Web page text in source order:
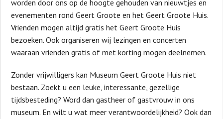
worden door ons op de hoogte gehouden van nieuwtjes en
evenementen rond Geert Groote en het Geert Groote Huis.
Vrienden mogen altijd gratis het Geert Groote Huis
bezoeken. Ook organiseren wij lezingen en concerten
waaraan vrienden gratis of met korting mogen deelnemen.
Zonder vrijwilligers kan Museum Geert Groote Huis niet
bestaan. Zoekt u een leuke, interessante, gezellige
tijdsbesteding? Word dan gastheer of gastvrouw in ons
museum. En wilt u wat meer verantwoordelijkheid? Ook dan